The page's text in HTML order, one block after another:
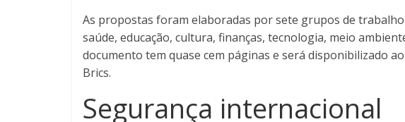
As propostas foram elaboradas por sete grupos de
saúde, educação, cultura, finanças, tecnologia, meio
documento tem quase cem páginas e será disponibilizado
Brics.
Segurança internacional